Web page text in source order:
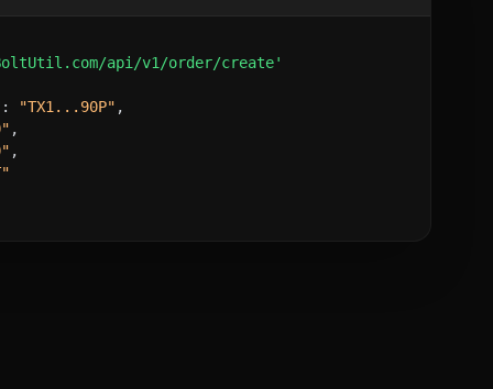
api/v1/order/create'
: "TX1...90P" ,
,
,